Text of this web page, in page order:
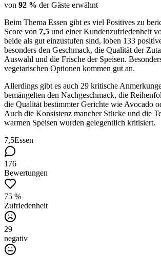
von 92 % der Gäste erwähnt
Beim Thema Essen gibt es viel Positives zu
Score von 7,5 und einer Kundenzufriedenheit
beide als gut einzustufen sind, loben 133
besonders den Geschmack, die Qualität der
Auswahl und die Frische der Speisen.
vegetarischen Optionen kommen gut an.
Allerdings gibt es auch 29 kritische
bemängelten den Nachgeschmack, die
die Qualität bestimmter Gerichte wie Avocado
Auch die Konsistenz mancher Stücke und die
warmen Speisen wurden gelegentlich kritisiert.
7,5Essen
176
Bewertungen
75 %
Zufriedenheit
29
negativ